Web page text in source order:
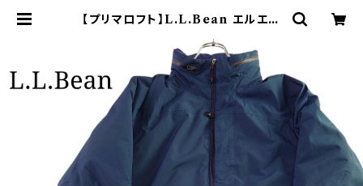
【プリマロフト】L.L.Bean エルエル
ャケット フード収納 | オンライン古着
屋 9chord